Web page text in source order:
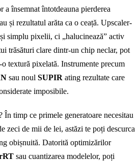
a însemnat întotdeauna pierderea
și rezultatul arăta ca o ceață. Upscaler-
simplu pixelii, ci „halucinează” activ
trăsături clare dintr-un chip neclar, pot
textură pixelată. Instrumente precum
sau noul SUPIR ating rezultate care
imposibile.
timp ce primele generatoare necesitau
zeci de mii de lei, astăzi te poți descurca
obișnuită. Datorită optimizărilor
sau cuantizarea modelelor, poți